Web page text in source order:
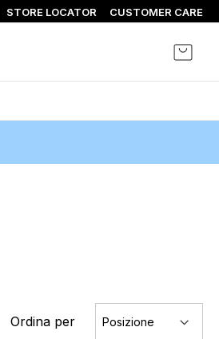
STORE LOCATOR CUSTOMER CARE
Ordina per